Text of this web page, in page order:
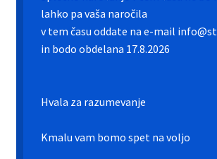
Galerija športnih vstavkov
lahko pa vaša naročila
v tem času oddate na e-mail
in bodo obdelana 17.8.2026
Hvala za razumevanje
Kmalu vam bomo spet na voljo